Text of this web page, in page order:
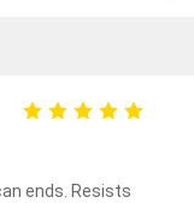
ends. Resists